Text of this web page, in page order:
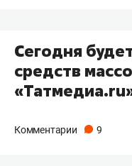
Сегодня
средств
Комментарии 9